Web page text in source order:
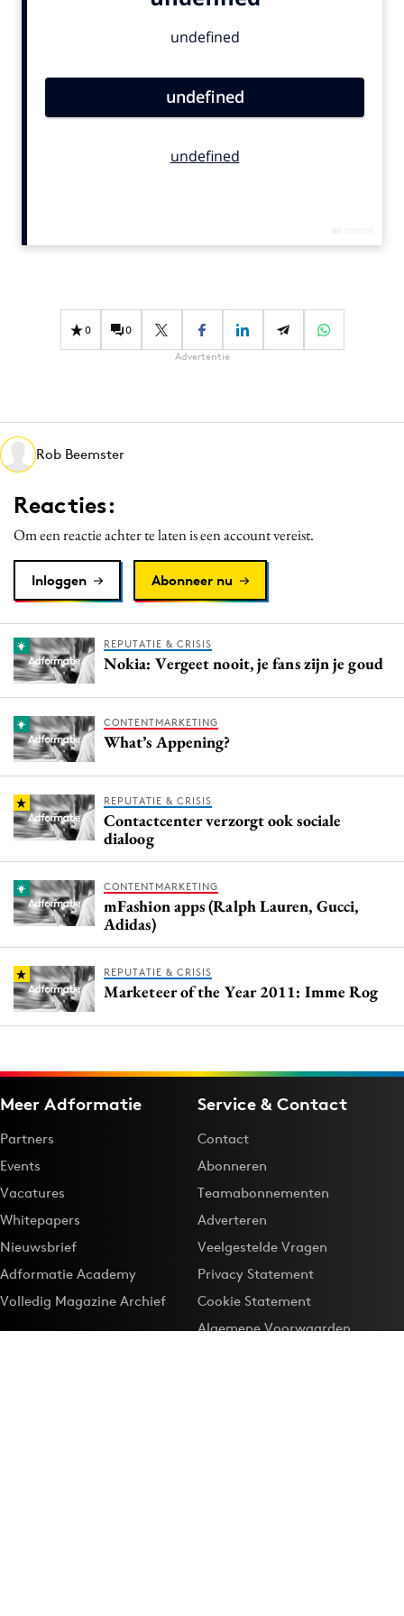
Gedragsverandering
Influencer marketing
Media
Merkstrategie
PR
Programmatic
Purpose Marketing
Reputatie & crisis
0 0
Advertentie
Rob Beemster
Reacties:
Om een reactie achter te laten is een account vereist.
Inloggen Abonneer nu
REPUTATIE & CRISIS
Nokia: Vergeet nooit, je fans zijn je goud
CONTENTMARKETING
What’s Appening?
REPUTATIE & CRISIS
Contactcenter verzorgt ook sociale
dialoog
CONTENTMARKETING
mFashion apps (Ralph Lauren, Gucci,
Adidas)
REPUTATIE & CRISIS
Marketeer of the Year 2011: Imme Rog
Meer Adformatie
Partners
Events
Vacatures
Whitepapers
Nieuwsbrief
Adformatie Academy
Volledig Magazine Archief
Service & Contact
Contact
Abonneren
Teamabonnementen
Adverteren
Veelgestelde Vragen
Privacy Statement
Cookie Statement
Algemene Voorwaarden